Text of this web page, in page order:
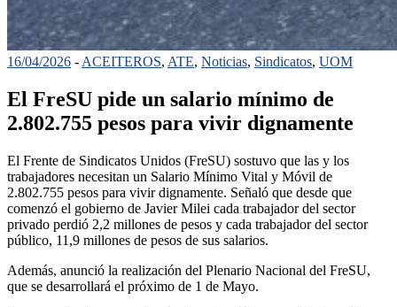
16/04/2026 - ACEITEROS, ATE, Noticias, Sindicatos, UOM
El FreSU pide un salario mínimo de
2.802.755 pesos para vivir dignamente
El Frente de Sindicatos Unidos (FreSU) sostuvo que las y los
trabajadores necesitan un Salario Mínimo Vital y Móvil de
2.802.755 pesos para vivir dignamente. Señaló que desde que
comenzó el gobierno de Javier Milei cada trabajador del sector
privado perdió 2,2 millones de pesos y cada trabajador del sector
público, 11,9 millones de pesos de sus salarios.
Además, anunció la realización del Plenario Nacional del FreSU,
que se desarrollará el próximo de 1 de Mayo.